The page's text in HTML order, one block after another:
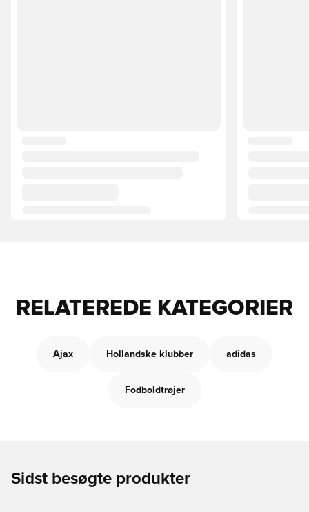
RELATEREDE KATEGORIER
Ajax Hollandske klubber adidas
Fodboldtrøjer
Sidst besøgte produkter